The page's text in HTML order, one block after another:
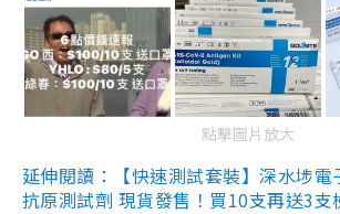
點擊圖片放大
延伸閱讀：【快速測試套裝】深水埗
抗原測試劑 現貨發售！買10支再送3支